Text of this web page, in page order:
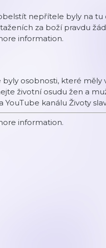
nepřítele byly na
za boží pravdu
information.
osobnosti, které měly
životní osudu žen a
YouTube kanálu Životy
information.